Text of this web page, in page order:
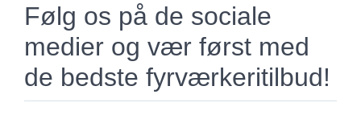
Følg os på de sociale
medier og vær først med
de bedste fyrværkeritilbud!